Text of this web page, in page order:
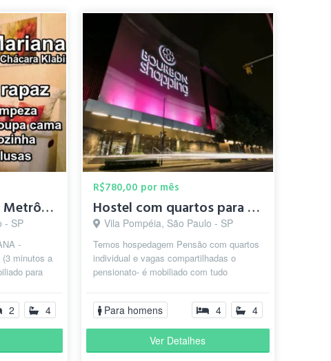
Quarto individual - Metrô Chácara Klabin
- SP
-
minutos a
para
2 4
R$780,00 por mês
Hostel com quartos para alugar mensal, mobiliado Trem Lapa
Vila Pompéia, São Paulo - SP
Temos hospedagem Pensão com quartos
individual e vagas compartilhadas o
pensionato- é mobiliado com tudo
,lavande...
Para homens 4 4
Ver Detalhes